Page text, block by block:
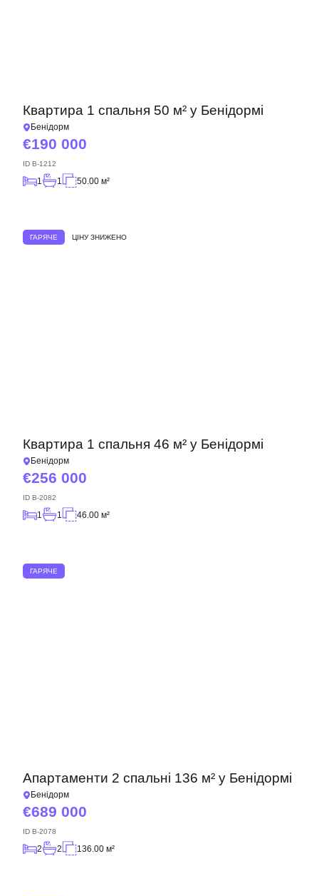
Квартира 1 спальня 50 м² у Бенідормі
Бенідорм
190 000
ID B-1212
1 1 50.00 м²
ГАРЯЧЕ ЦІНУ ЗНИЖЕНО
Квартира 1 спальня 46 м² у Бенідормі
Бенідорм
256 000
ID B-2082
1 1 46.00 м²
ГАРЯЧЕ
Апартаменти 2 спальні 136 м² у Бенідормі
Бенідорм
689 000
ID B-2078
2 2 136.00 м²